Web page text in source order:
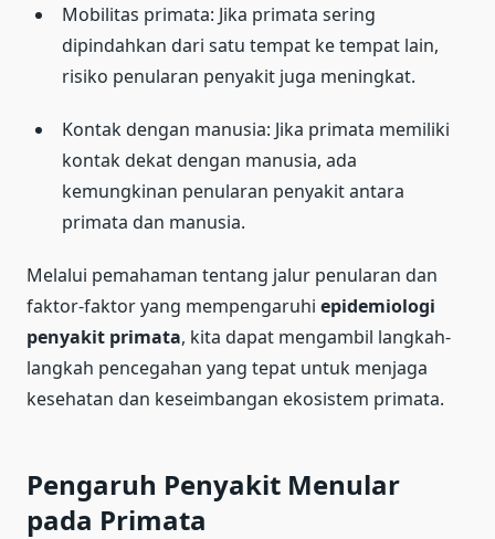
Mobilitas primata: Jika primata sering
dipindahkan dari satu tempat ke tempat lain,
risiko penularan penyakit juga meningkat.
Kontak dengan manusia: Jika primata memiliki
kontak dekat dengan manusia, ada
kemungkinan penularan penyakit antara
primata dan manusia.
Melalui pemahaman tentang jalur penularan dan
faktor-faktor yang mempengaruhi epidemiologi
penyakit primata, kita dapat mengambil langkah-
langkah pencegahan yang tepat untuk menjaga
kesehatan dan keseimbangan ekosistem primata.
Pengaruh Penyakit Menular
pada Primata